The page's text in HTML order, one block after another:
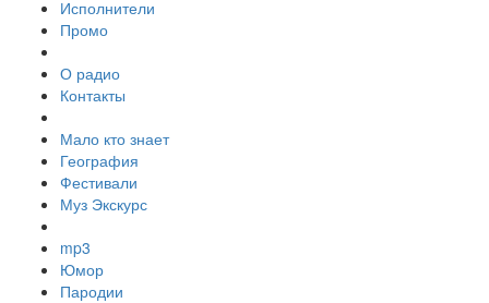
Исполнители
Промо
О радио
Контакты
Мало кто знает
География
Фестивали
Муз Экскурс
mp3
Юмор
Пародии